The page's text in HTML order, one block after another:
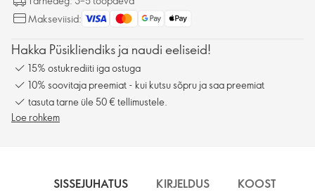
Makseviisid:
Hakka Püsikliendiks ja naudi eeliseid!
15% ostukrediiti iga ostuga
10% soovitaja preemiat - kui kutsu sõpru ja saa preemiat
tasuta tarne üle 50 € tellimustele.
Loe rohkem
SISSEJUHATUS KIRJELDUS